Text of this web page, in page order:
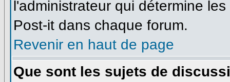
l'administrateur qui détermine
Post-it dans chaque forum.
Revenir en haut de page
Que sont les sujets de